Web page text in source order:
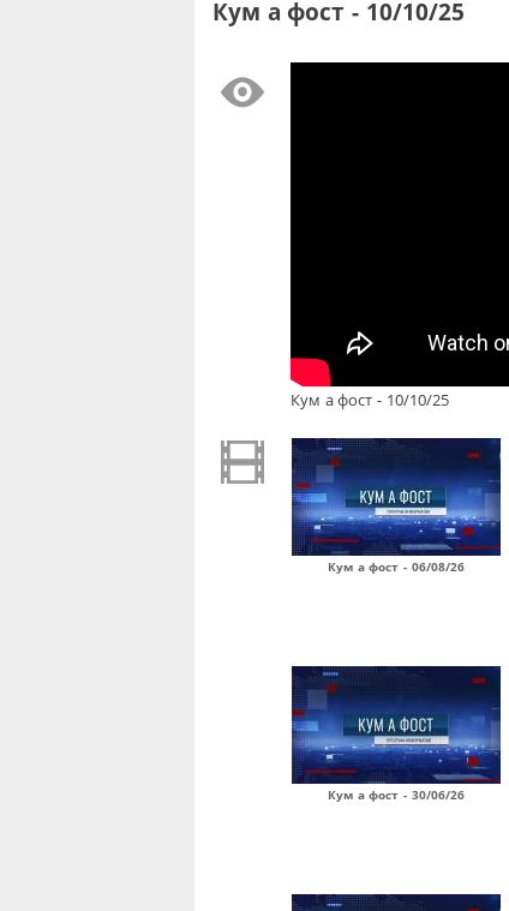
Кум а фост - 10/10/25
Кум а фост - 10/10/25
Кум а фост - 06/08/26
Кум а фост - 30/06/26